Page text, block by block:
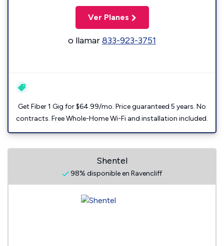
Ver Planes
o llamar833-923-3751
Get Fiber 1 Gig for $64.99/mo. Price guaranteed 5 years. No
contracts. Free Whole-Home Wi-Fi and installation included.
Shentel
98% disponible en Ravencliff